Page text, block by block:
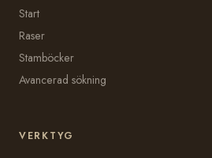
Start
Raser
Stamböcker
Avancerad sökning
VERKTYG